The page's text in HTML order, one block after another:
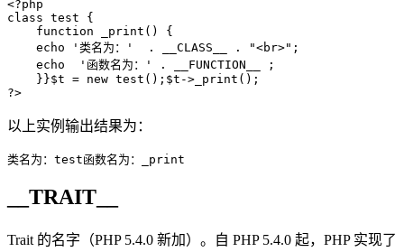
<?php
class test {
function _print() {
echo '类名为：'  . __CLASS__ . "<br>";
echo  '函数名为：' . __FUNCTION__ ;
}}$t = new test();$t->_print();
?>
以上实例输出结果为：
类名为：test函数名为：_print
__TRAIT__
Trait 的名字（PHP 5.4.0 新加）。自 PHP 5.4.0 起，PHP 实现了